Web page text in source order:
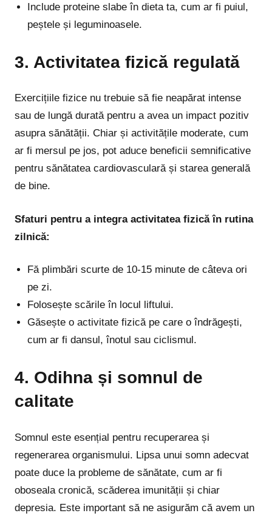
Include proteine slabe în dieta ta, cum ar fi puiul,
peștele și leguminoasele.
3. Activitatea fizică regulată
Exercițiile fizice nu trebuie să fie neapărat intense
sau de lungă durată pentru a avea un impact pozitiv
asupra sănătății. Chiar și activitățile moderate, cum
ar fi mersul pe jos, pot aduce beneficii semnificative
pentru sănătatea cardiovasculară și starea generală
de bine.
Sfaturi pentru a integra activitatea fizică în rutina
zilnică:
Fă plimbări scurte de 10-15 minute de câteva ori
pe zi.
Folosește scările în locul liftului.
Găsește o activitate fizică pe care o îndrăgești,
cum ar fi dansul, înotul sau ciclismul.
4. Odihna și somnul de
calitate
Somnul este esențial pentru recuperarea și
regenerarea organismului. Lipsa unui somn adecvat
poate duce la probleme de sănătate, cum ar fi
oboseala cronică, scăderea imunității și chiar
depresia. Este important să ne asigurăm că avem un